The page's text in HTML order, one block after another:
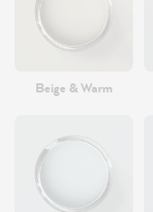
Beige & Warm